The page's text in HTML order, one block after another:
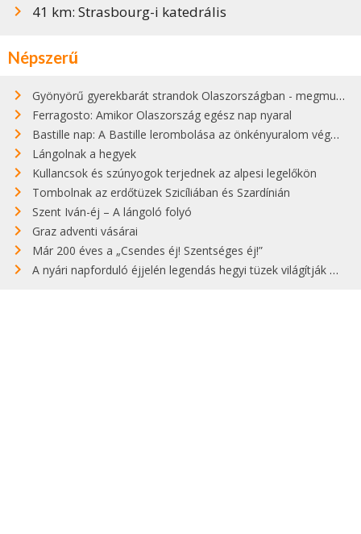
41 km: Strasbourg-i katedrális
Népszerű
Gyönyörű gyerekbarát strandok Olaszországban - megmutatjuk a 15 legjobbat
Ferragosto: Amikor Olaszország egész nap nyaral
Bastille nap: A Bastille lerombolása az önkényuralom végét jelentette
Lángolnak a hegyek
Kullancsok és szúnyogok terjednek az alpesi legelőkön
Tombolnak az erdőtüzek Szicíliában és Szardínián
Szent Iván-éj – A lángoló folyó
Graz adventi vásárai
Már 200 éves a „Csendes éj! Szentséges éj!”
A nyári napforduló éjjelén legendás hegyi tüzek világítják meg Zugspitzét